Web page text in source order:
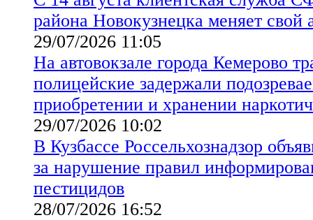
района Новокузнецка меняет свой
29/07/2026 11:05
На автовокзале города Кемерово
полицейские задержали
приобретении и хранении
29/07/2026 10:02
В Кузбассе Россельхознадзор
за нарушение правил
пестицидов
28/07/2026 16:52